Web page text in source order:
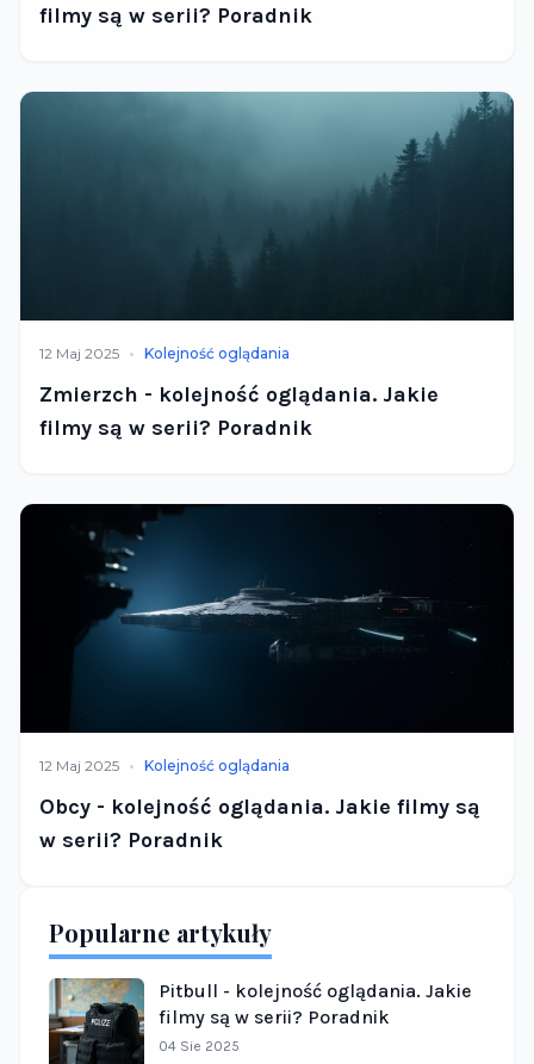
filmy są w serii? Poradnik
12 Maj 2025 • Kolejność oglądania
Zmierzch - kolejność oglądania. Jakie
filmy są w serii? Poradnik
12 Maj 2025 • Kolejność oglądania
Obcy - kolejność oglądania. Jakie filmy są
w serii? Poradnik
Popularne artykuły
Pitbull - kolejność oglądania. Jakie
filmy są w serii? Poradnik
04 Sie 2025